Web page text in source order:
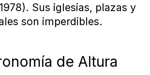
Sus iglesias, plazas y
son imperdibles.
de Altura